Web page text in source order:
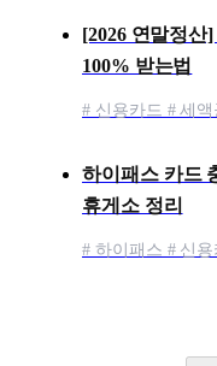
[2026 연말정산
100% 받는법
# 신용카드 # 세액
하이패스 카드
휴게소 정리
# 하이패스 # 신용